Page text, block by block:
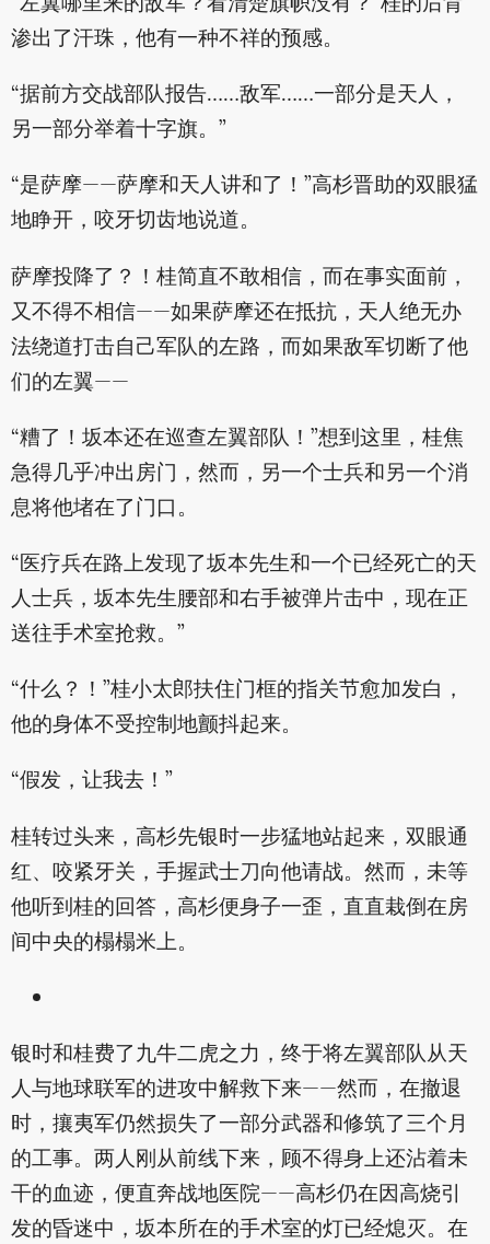
渗出了汗珠，他有一种不祥的预感。
“据前方交战部队报告……敌军……一部分是天人，
另一部分举着十字旗。”
“是萨摩——萨摩和天人讲和了！”高杉晋助的双眼猛
地睁开，咬牙切齿地说道。
萨摩投降了？！桂简直不敢相信，而在事实面前，
又不得不相信——如果萨摩还在抵抗，天人绝无办
法绕道打击自己军队的左路，而如果敌军切断了他
们的左翼——
“糟了！坂本还在巡查左翼部队！”想到这里，桂焦
急得几乎冲出房门，然而，另一个士兵和另一个消
息将他堵在了门口。
“医疗兵在路上发现了坂本先生和一个已经死亡的天
人士兵，坂本先生腰部和右手被弹片击中，现在正
送往手术室抢救。”
“什么？！”桂小太郎扶住门框的指关节愈加发白，
他的身体不受控制地颤抖起来。
“假发，让我去！”
桂转过头来，高杉先银时一步猛地站起来，双眼通
红、咬紧牙关，手握武士刀向他请战。然而，未等
他听到桂的回答，高杉便身子一歪，直直栽倒在房
间中央的榻榻米上。
银时和桂费了九牛二虎之力，终于将左翼部队从天
人与地球联军的进攻中解救下来——然而，在撤退
时，攘夷军仍然损失了一部分武器和修筑了三个月
的工事。两人刚从前线下来，顾不得身上还沾着未
干的血迹，便直奔战地医院——高杉仍在因高烧引
发的昏迷中，坂本所在的手术室的灯已经熄灭。在